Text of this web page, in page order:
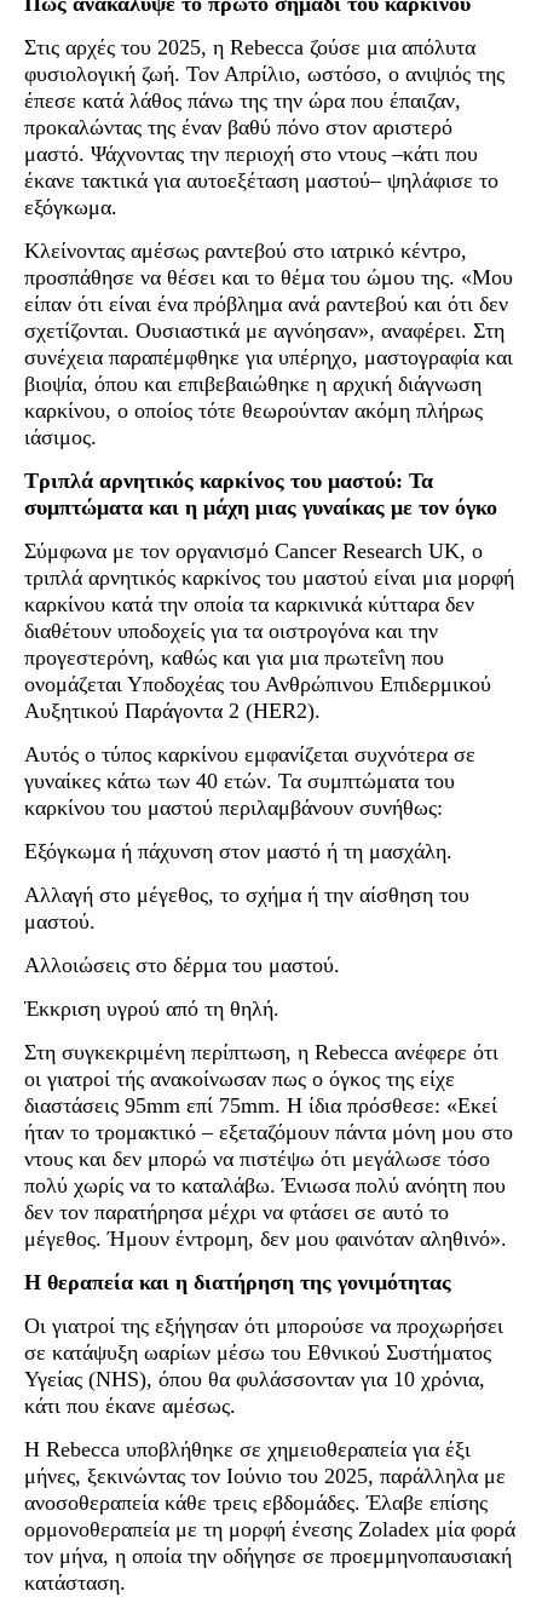
Στις αρχές του 2025, η Rebecca ζούσε μια απόλυτα
φυσιολογική ζωή. Τον Απρίλιο, ωστόσο, ο ανιψιός της
έπεσε κατά λάθος πάνω της την ώρα που έπαιζαν,
προκαλώντας της έναν βαθύ πόνο στον αριστερό
μαστό. Ψάχνοντας την περιοχή στο ντους –κάτι που
έκανε τακτικά για αυτοεξέταση μαστού– ψηλάφισε το
εξόγκωμα.
Κλείνοντας αμέσως ραντεβού στο ιατρικό κέντρο,
προσπάθησε να θέσει και το θέμα του ώμου της. «Μου
είπαν ότι είναι ένα πρόβλημα ανά ραντεβού και ότι δεν
σχετίζονται. Ουσιαστικά με αγνόησαν», αναφέρει. Στη
συνέχεια παραπέμφθηκε για υπέρηχο, μαστογραφία και
βιοψία, όπου και επιβεβαιώθηκε η αρχική διάγνωση
καρκίνου, ο οποίος τότε θεωρούνταν ακόμη πλήρως
ιάσιμος.
Τριπλά αρνητικός καρκίνος του μαστού: Τα
συμπτώματα και η μάχη μιας γυναίκας με τον όγκο
Σύμφωνα με τον οργανισμό Cancer Research UK, ο
τριπλά αρνητικός καρκίνος του μαστού είναι μια μορφή
καρκίνου κατά την οποία τα καρκινικά κύτταρα δεν
διαθέτουν υποδοχείς για τα οιστρογόνα και την
προγεστερόνη, καθώς και για μια πρωτεΐνη που
ονομάζεται Υποδοχέας του Ανθρώπινου Επιδερμικού
Αυξητικού Παράγοντα 2 (HER2).
Αυτός ο τύπος καρκίνου εμφανίζεται συχνότερα σε
γυναίκες κάτω των 40 ετών. Τα συμπτώματα του
καρκίνου του μαστού περιλαμβάνουν συνήθως:
Εξόγκωμα ή πάχυνση στον μαστό ή τη μασχάλη.
Αλλαγή στο μέγεθος, το σχήμα ή την αίσθηση του
μαστού.
Αλλοιώσεις στο δέρμα του μαστού.
Έκκριση υγρού από τη θηλή.
Στη συγκεκριμένη περίπτωση, η Rebecca ανέφερε ότι
οι γιατροί τής ανακοίνωσαν πως ο όγκος της είχε
διαστάσεις 95mm επί 75mm. Η ίδια πρόσθεσε: «Εκεί
ήταν το τρομακτικό – εξεταζόμουν πάντα μόνη μου στο
ντους και δεν μπορώ να πιστέψω ότι μεγάλωσε τόσο
πολύ χωρίς να το καταλάβω. Ένιωσα πολύ ανόητη που
δεν τον παρατήρησα μέχρι να φτάσει σε αυτό το
μέγεθος. Ήμουν έντρομη, δεν μου φαινόταν αληθινό».
Η θεραπεία και η διατήρηση της γονιμότητας
Οι γιατροί της εξήγησαν ότι μπορούσε να προχωρήσει
σε κατάψυξη ωαρίων μέσω του Εθνικού Συστήματος
Υγείας (NHS), όπου θα φυλάσσονταν για 10 χρόνια,
κάτι που έκανε αμέσως.
Η Rebecca υποβλήθηκε σε χημειοθεραπεία για έξι
μήνες, ξεκινώντας τον Ιούνιο του 2025, παράλληλα με
ανοσοθεραπεία κάθε τρεις εβδομάδες. Έλαβε επίσης
ορμονοθεραπεία με τη μορφή ένεσης Zoladex μία φορά
τον μήνα, η οποία την οδήγησε σε προεμμηνοπαυσιακή
κατάσταση.